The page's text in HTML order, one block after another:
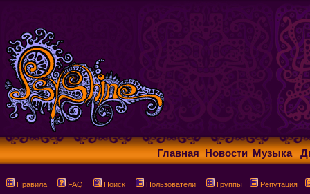
Главная Новости Музыка
Правила FAQ Поиск Пользователи Группы Репутация